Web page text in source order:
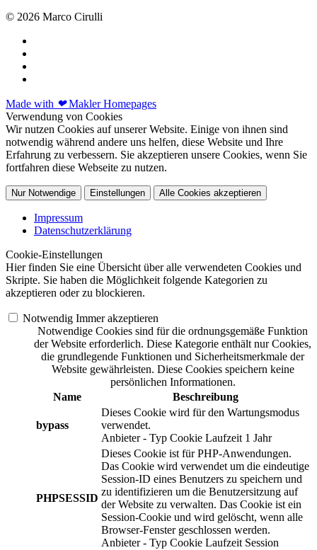
© 2026 Marco Cirulli
Made with ❤Makler Homepages
Verwendung von Cookies
Wir nutzen Cookies auf unserer Website. Einige von ihnen sind
notwendig während andere uns helfen, diese Website und Ihre
Erfahrung zu verbessern. Sie akzeptieren unsere Cookies, wenn Sie
fortfahren diese Webseite zu nutzen.
Nur Notwendige Einstellungen Alle Cookies akzeptieren
Impressum
Datenschutzerklärung
Cookie-Einstellungen
Hier finden Sie eine Übersicht über alle verwendeten Cookies und
Skripte. Sie haben die Möglichkeit folgende Kategorien zu
akzeptieren oder zu blockieren.
Notwendig Immer akzeptieren
Notwendige Cookies sind für die ordnungsgemäße Funktion
der Website erforderlich. Diese Kategorie enthält nur Cookies,
die grundlegende Funktionen und Sicherheitsmerkmale der
Website gewährleisten. Diese Cookies speichern keine
persönlichen Informationen.
Name
Beschreibung
bypass
Dieses Cookie wird für den Wartungsmodus
verwendet.
Anbieter - Typ Cookie Laufzeit 1 Jahr
PHPSESSID
Dieses Cookie ist für PHP-Anwendungen.
Das Cookie wird verwendet um die eindeutige
Session-ID eines Benutzers zu speichern und
zu identifizieren um die Benutzersitzung auf
der Website zu verwalten. Das Cookie ist ein
Session-Cookie und wird gelöscht, wenn alle
Browser-Fenster geschlossen werden.
Anbieter - Typ Cookie Laufzeit Session